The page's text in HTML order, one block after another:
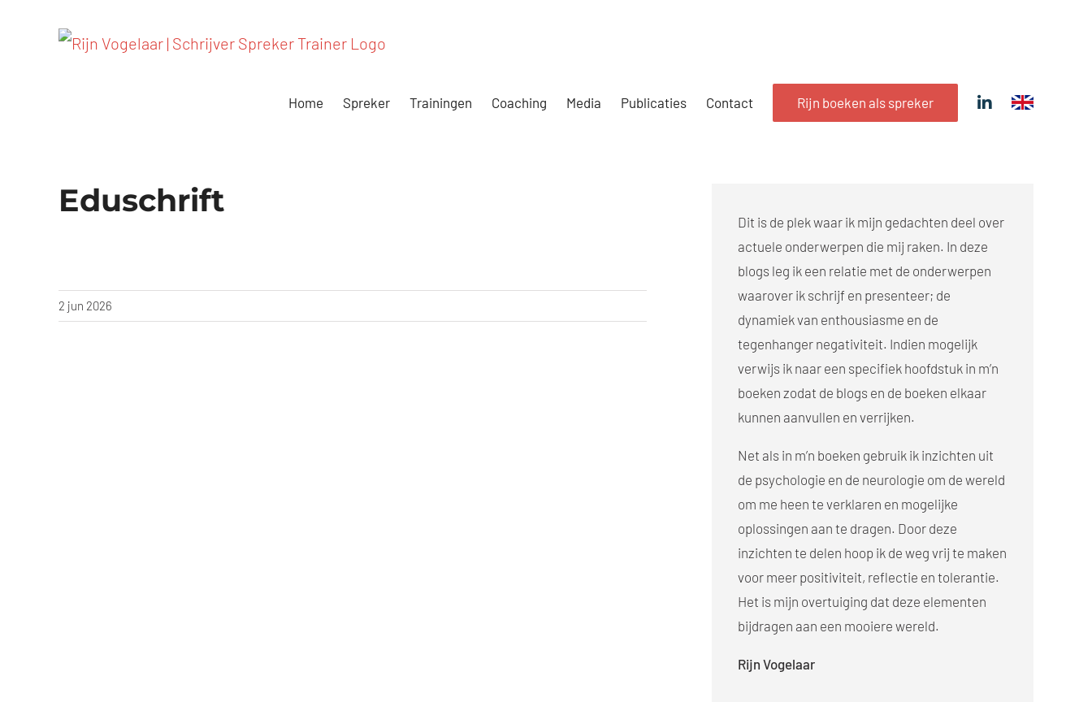
Home Spreker Trainingen Coaching Media Publicaties Contact Rijn boeken als spreker
Eduschrift
2 jun 2026
Dit is de plek waar ik mijn gedachten deel over
actuele onderwerpen die mij raken. In deze
blogs leg ik een relatie met de onderwerpen
waarover ik schrijf en presenteer; de
dynamiek van enthousiasme en de
tegenhanger negativiteit. Indien mogelijk
verwijs ik naar een specifiek hoofdstuk in m’n
boeken zodat de blogs en de boeken elkaar
kunnen aanvullen en verrijken.
Net als in m’n boeken gebruik ik inzichten uit
de psychologie en de neurologie om de wereld
om me heen te verklaren en mogelijke
oplossingen aan te dragen. Door deze
inzichten te delen hoop ik de weg vrij te maken
voor meer positiviteit, reflectie en tolerantie.
Het is mijn overtuiging dat deze elementen
bijdragen aan een mooiere wereld.
Rijn Vogelaar